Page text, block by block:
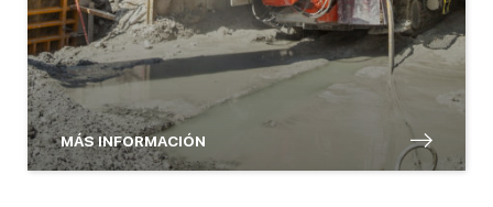
MÁS INFORMACIÓN